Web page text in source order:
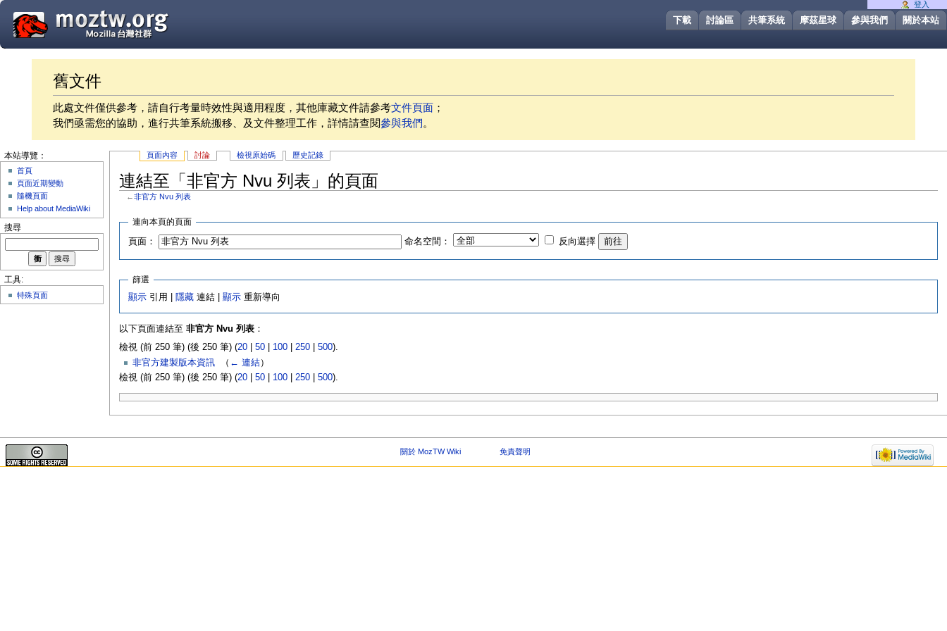
關於本站
參與我們
摩茲星球
共筆系統
討論區
下載
舊文件
此處文件僅供參考，請自行考量時效性與適用程度，其他庫藏文件請參考文件頁面 ；
我們亟需您的協助，進行共筆系統搬移、及文件整理工作，詳情請查閱參與我們。
頁面內容 討論 檢視原始碼 歷史記錄
連結至「非官方 Nvu 列表」的頁面
←非官方 Nvu 列表
連向本頁的頁面
頁面： 命名空間： 反向選擇
篩選
顯示 引用 | 隱藏 連結 |顯示 重新導向
以下頁面連結至 非官方 Nvu 列表：
檢視 (前 250 筆) (後 250 筆) (20| 50| 100| 250| 500).
非官方建製版本資訊‎ （ ← 連結）
檢視 (前 250 筆) (後 250 筆) (20| 50| 100| 250| 500).
登入
本站導覽：
首頁
頁面近期變動
隨機頁面
Help about MediaWiki
搜尋
工具:
特殊頁面
關於 MozTW Wiki 免責聲明